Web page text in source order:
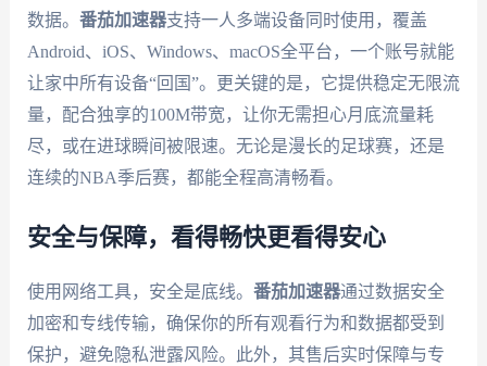
数据。 番茄加速器支持一人多端设备同时使用，覆盖
Android、iOS、Windows、macOS全平台，一个账号就能
让家中所有设备“回国”。更关键的是，它提供稳定无限流
量，配合独享的100M带宽，让你无需担心月底流量耗
尽，或在进球瞬间被限速。无论是漫长的足球赛，还是
连续的NBA季后赛，都能全程高清畅看。
安全与保障，看得畅快更看得安心
使用网络工具，安全是底线。 番茄加速器通过数据安全
加密和专线传输，确保你的所有观看行为和数据都受到
保护，避免隐私泄露风险。此外，其售后实时保障与专